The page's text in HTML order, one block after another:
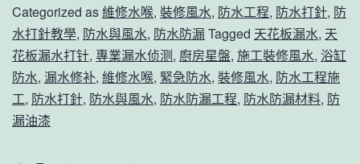
Categorized as維修水喉, 裝修風水, 防水工程, 防水打針, 防
水打針教學, 防水與風水, 防水防漏 Tagged 天花板漏水, 天
花板漏水打针, 專業漏水侦测, 廚房星盤, 施工裝修風水, 浴缸
防水, 漏水修补, 維修水喉, 緊急防水, 裝修風水, 防水工程施
工, 防水打針, 防水與風水, 防水防漏工程, 防水防漏材料, 防
漏油漆